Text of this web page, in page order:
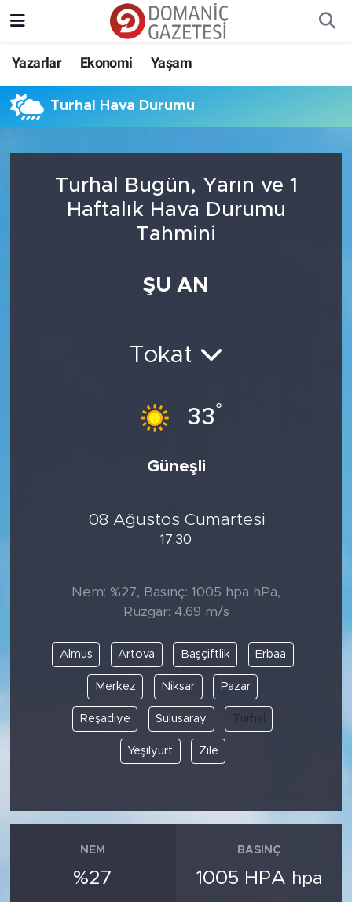
Yazarlar Ekonomi Yaşam
Turhal Hava Durumu
Turhal Bugün, Yarın ve 1
Haftalık Hava Durumu
Tahmini
ŞU AN
Tokat
33°
Güneşli
08 Ağustos Cumartesi
17:30
Nem: %27, Basınç: 1005 hpa hPa,
Rüzgar: 4.69 m/s
Almus Artova Başçiftlik Erbaa
Merkez Niksar Pazar
Reşadiye Sulusaray Turhal
Yeşilyurt Zile
NEM
%27
BASINÇ
1005 HPA hpa